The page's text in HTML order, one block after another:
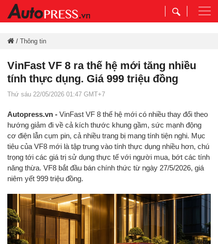
/ Thông tin
VinFast VF 8 ra thế hệ mới tăng nhiều
tính thực dụng. Giá 999 triệu đồng
Thứ sáu 22/05/2026 01:47 GMT+7
Autopress.vn - VinFast VF 8 thế hệ mới có nhiều thay đổi theo
hướng giảm đi về cả kích thước khung gầm, sức mạnh động
cơ điện lẫn cụm pin, cả nhiều trang bị mang tính tiện nghi. Mục
tiêu của VF8 mới là tập trung vào tính thực dụng nhiều hơn, chú
trọng tới các giá trị sử dụng thực tế với người mua, bớt các tính
năng thừa. VF8 bắt đầu bán chính thức từ ngày 27/5/2026, giá
niêm yết 999 triệu đồng.